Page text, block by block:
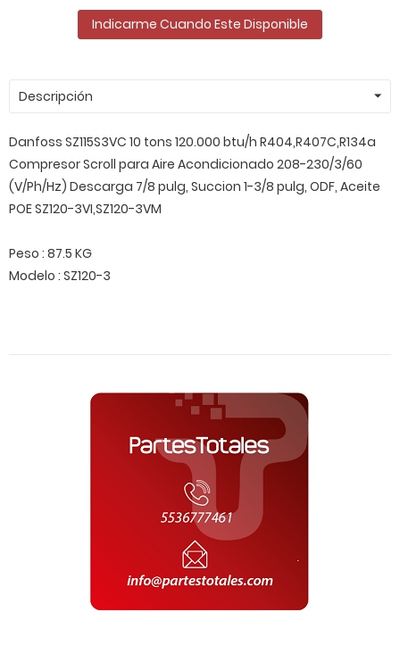
Indicarme Cuando Este Disponible
Descripción
Danfoss SZ115S3VC 10 tons 120.000 btu/h R404,R407C,R134a
Compresor Scroll para Aire Acondicionado 208-230/3/60
(V/Ph/Hz) Descarga 7/8 pulg, Succion 1-3/8 pulg, ODF, Aceite
POE SZ120-3VI,SZ120-3VM
Peso : 87.5 KG
Modelo : SZ120-3